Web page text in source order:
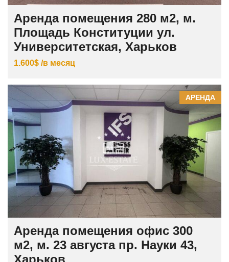
Аренда помещения 280 м2, м.
Площадь Конституции ул.
Университетская, Харьков
1.600$ /в месяц
АРЕНДА
Аренда помещения офис 300
м2, м. 23 августа пр. Науки 43,